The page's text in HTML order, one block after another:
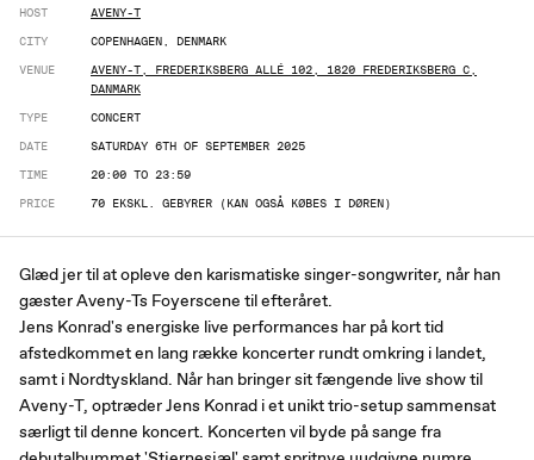
HOST
AVENY-T
CITY
COPENHAGEN, DENMARK
VENUE
AVENY-T, FREDERIKSBERG ALLÉ 102, 1820 FREDERIKSBERG C,
DANMARK
TYPE
CONCERT
DATE
SATURDAY 6TH OF SEPTEMBER 2025
TIME
20:00 TO 23:59
PRICE
70 EKSKL. GEBYRER (KAN OGSÅ KØBES I DØREN)
Glæd jer til at opleve den karismatiske singer-songwriter, når han
gæster Aveny-Ts Foyerscene til efteråret.
Jens Konrad's energiske live performances har på kort tid
afstedkommet en lang række koncerter rundt omkring i landet,
samt i Nordtyskland. Når han bringer sit fængende live show til
Aveny-T, optræder Jens Konrad i et unikt trio-setup sammensat
særligt til denne koncert. Koncerten vil byde på sange fra